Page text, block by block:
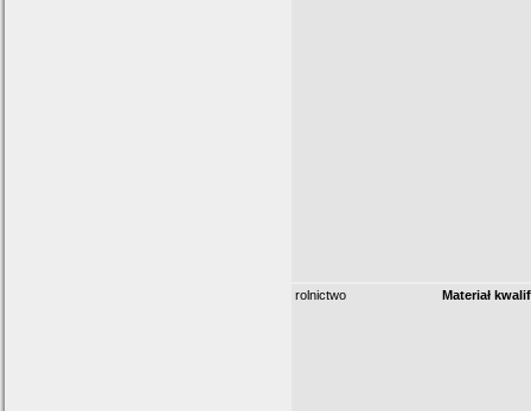
rolnictwo Materiał